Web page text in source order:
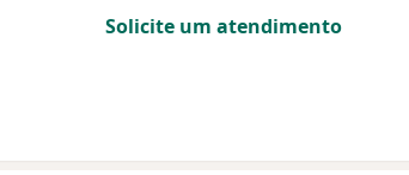
Solicite um atendimento